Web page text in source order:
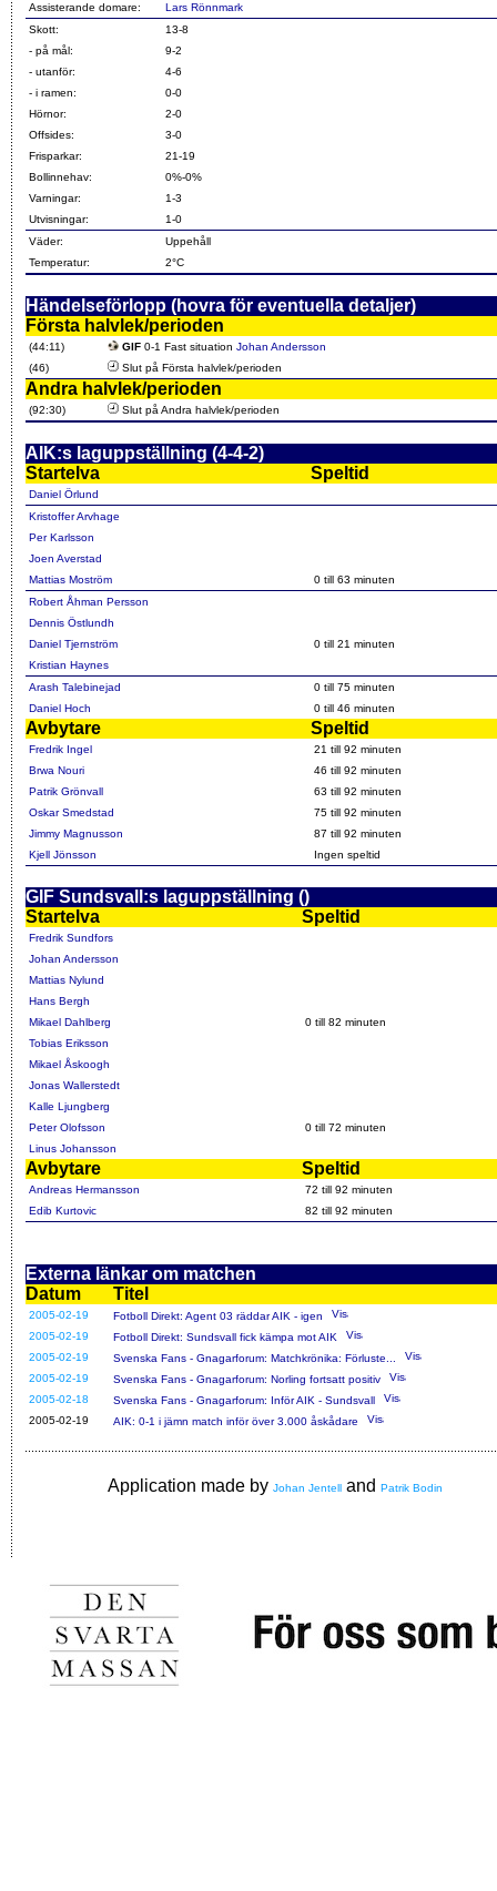
Assisterande domare:
Lars Rönnmark
Skott:
13-8
- på mål:
9-2
- utanför:
4-6
- i ramen:
0-0
Hörnor:
2-0
Offsides:
3-0
Frisparkar:
21-19
Bollinnehav:
0%-0%
Varningar:
1-3
Utvisningar:
1-0
Väder:
Uppehåll
Temperatur:
2°C
Händelseförlopp (hovra för eventuella detaljer)
Första halvlek/perioden
(44:11) GIF 0-1 Fast situation Johan Andersson
(46)
Slut på Första halvlek/perioden
Andra halvlek/perioden
(92:30) Slut på Andra halvlek/perioden
AIK:s laguppställning (4-4-2)
Startelva
Speltid
Daniel Örlund
Kristoffer Arvhage
Per Karlsson
Joen Averstad
Mattias Moström
0 till 63 minuten
Robert Åhman Persson
Dennis Östlundh
Daniel Tjernström
0 till 21 minuten
Kristian Haynes
Arash Talebinejad
0 till 75 minuten
Daniel Hoch
0 till 46 minuten
Avbytare Speltid
Fredrik Ingel
21 till 92 minuten
Brwa Nouri
46 till 92 minuten
Patrik Grönvall
63 till 92 minuten
Oskar Smedstad
75 till 92 minuten
Jimmy Magnusson
87 till 92 minuten
Kjell Jönsson
Ingen speltid
GIF Sundsvall:s laguppställning ()
Startelva
Speltid
Fredrik Sundfors
Johan Andersson
Mattias Nylund
Hans Bergh
Mikael Dahlberg
0 till 82 minuten
Tobias Eriksson
Mikael Åskoogh
Jonas Wallerstedt
Kalle Ljungberg
Peter Olofsson
0 till 72 minuten
Linus Johansson
Avbytare Speltid
Andreas Hermansson
72 till 92 minuten
Edib Kurtovic
82 till 92 minuten
Externa länkar om matchen
Datum
Titel
2005-02-19
Fotboll Direkt: Agent 03 räddar AIK - igen
2005-02-19
Fotboll Direkt: Sundsvall fick kämpa mot AIK
2005-02-19
Svenska Fans - Gnagarforum: Matchkrönika: Förluste...
2005-02-19
Svenska Fans - Gnagarforum: Norling fortsatt positiv
2005-02-18
Svenska Fans - Gnagarforum: Inför AIK - Sundsvall
2005-02-19
AIK: 0-1 i jämn match inför över 3.000 åskådare
Application made by Johan Jentell and Patrik Bodin